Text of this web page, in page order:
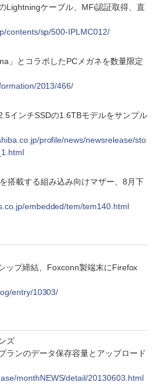
Lightningケーブル、MFi認証取得、直
contents/sp/500-IPLMC012/
」とコラボしたPCメガネを数量限定
2013/466/
インチSSDの1.6TBモデルをサンプル
profile/news/newsrelease/sto
搭載する組み込み向けマザー、8月下
embedded/tem/tem140.html
ップ締結、Foxconn製端末にFirefox
entry/10303/
ズ
ランのデータ保存容量とアップロード
monthNEWS/detail/20130603.html